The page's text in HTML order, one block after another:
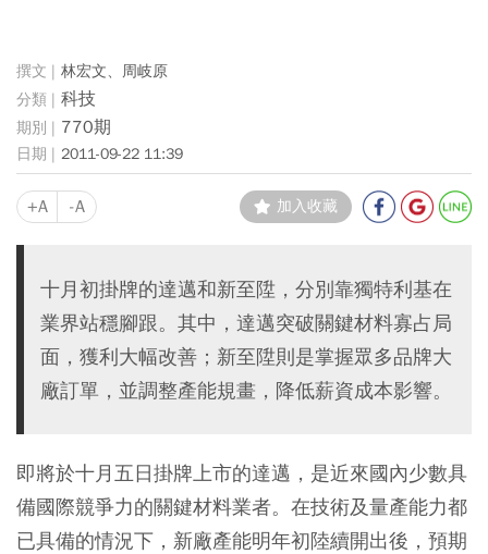
林宏文、周岐原
科技
770期
2011-09-22 11:39
+A -A 加入收藏
十月初掛牌的達邁和新至陞，分別靠獨特利基在
業界站穩腳跟。其中，達邁突破關鍵材料寡占局
面，獲利大幅改善；新至陞則是掌握眾多品牌大
廠訂單，並調整產能規畫，降低薪資成本影響。
即將於十月五日掛牌上市的達邁，是近來國內少數具
備國際競爭力的關鍵材料業者。在技術及量產能力都
已具備的情況下，新廠產能明年初陸續開出後，預期